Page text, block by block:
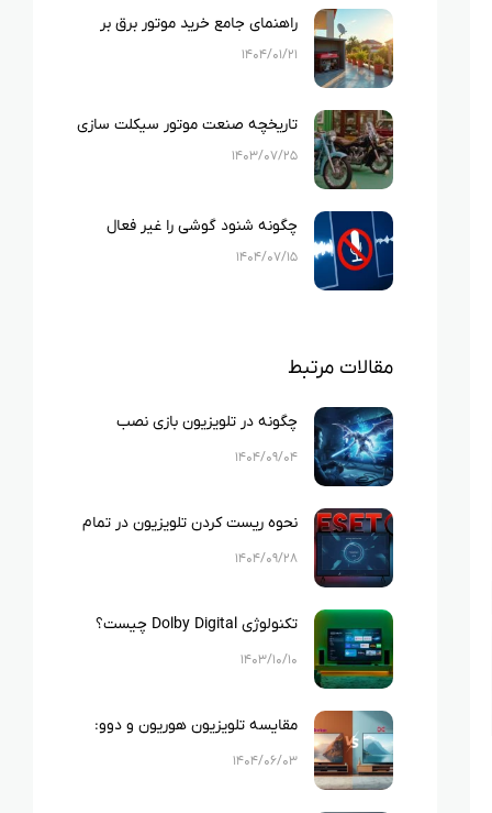
راهنمای جامع خرید موتور برق بر
اساس متراژ خانه و لوازم خانگی
۱۴۰۴/۰۱/۲۱
تاریخچه صنعت موتور سیکلت سازی
در ایران
۱۴۰۳/۰۷/۲۵
چگونه شنود گوشی را غیر فعال
کنیم؟
۱۴۰۴/۰۷/۱۵
مقالات مرتبط
چگونه در تلویزیون بازی نصب
کنیم؟ راهنمای جامع نصب بازی در
۱۴۰۴/۰۹/۰۴
نحوه ریست کردن تلویزیون در تمام
برندها
۱۴۰۴/۰۹/۲۸
تکنولوژی Dolby Digital چیست؟
بررسی دالبی دیجیتال در تلویزیون
۱۴۰۳/۱۰/۱۰
مقایسه تلویزیون‌ هوریون و دوو:
کدام تلویزیون هوشمند برای شما
۱۴۰۴/۰۶/۰۳